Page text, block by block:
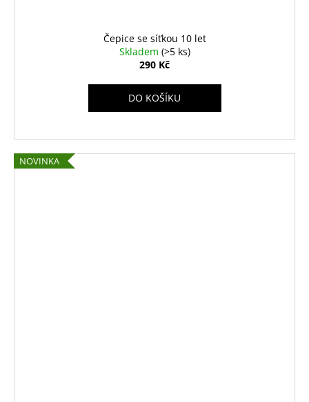
Čepice se síťkou 10 let
Skladem (>5 ks)
290 Kč
DO KOŠÍKU
NOVINKA